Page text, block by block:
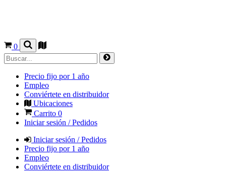
0
Precio fijo por 1 año
Empleo
Conviértete en distribuidor
Ubicaciones
Carrito 0
Iniciar sesión / Pedidos
Iniciar sesión / Pedidos
Precio fijo por 1 año
Empleo
Conviértete en distribuidor